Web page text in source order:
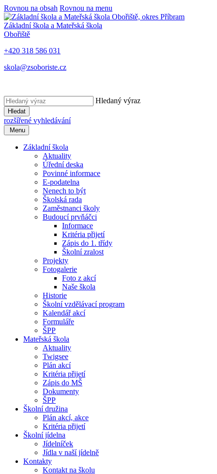
Rovnou na obsah Rovnou na menu
Základní škola a Mateřská škola
Obořiště
+420 318 586 031
skola@zsoboriste.cz
Hledaný výraz
Hledat
rozšířené vyhledávání
Menu
Základní škola
Aktuality
Úřední deska
Povinné informace
E-podatelna
Nenech to být
Školská rada
Zaměstnanci školy
Budoucí prvňáčci
Informace
Kritéria přijetí
Zápis do 1. třídy
Školní zralost
Projekty
Fotogalerie
Foto z akcí
Naše škola
Historie
Školní vzdělávací program
Kalendář akcí
Formuláře
ŠPP
Mateřská škola
Aktuality
Twigsee
Plán akcí
Kritéria přijetí
Zápis do MŠ
Dokumenty
ŠPP
Školní družina
Plán akcí, akce
Kritéria přijetí
Školní jídelna
Jídelníček
Jídla v naší jídelně
Kontakty
Kontakt na školu